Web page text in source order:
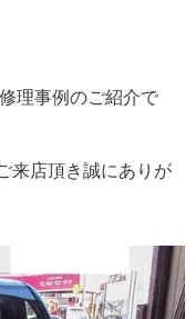
理事例のご紹介で
来店頂き誠にありが